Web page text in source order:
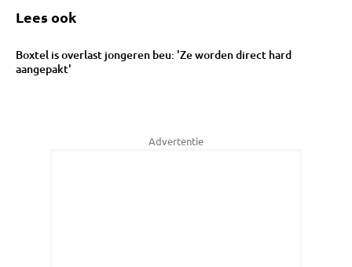
Lees ook
Boxtel is overlast jongeren beu: 'Ze worden direct hard
aangepakt'
Advertentie